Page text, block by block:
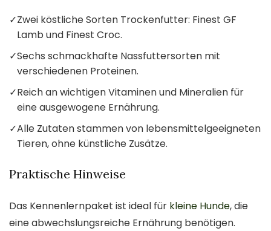
✓Zwei köstliche Sorten Trockenfutter: Finest GF
Lamb und Finest Croc.
✓Sechs schmackhafte Nassfuttersorten mit
verschiedenen Proteinen.
✓Reich an wichtigen Vitaminen und Mineralien für
eine ausgewogene Ernährung.
✓Alle Zutaten stammen von lebensmittelgeeigneten
Tieren, ohne künstliche Zusätze.
Praktische Hinweise
Das Kennenlernpaket ist ideal für kleine Hunde, die
eine abwechslungsreiche Ernährung benötigen.